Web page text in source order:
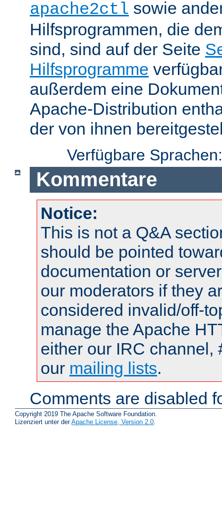
apache2ctl sowie
Hilfsprogrammen, die
sind, sind auf der Seite
Hilfsprogramme
außerdem eine
Apache-Distribution
der von ihnen
Verfügbare
Kommentare
Notice:
This is not a Q&A
should be pointed
documentation or
our moderators if they
considered invalid/off-
manage the Apache
either our IRC channel,
our mailing lists.
Comments are disabled
Copyright 2019 The Apache Software Foundation.
Lizenziert unter derApache License, Version 2.0